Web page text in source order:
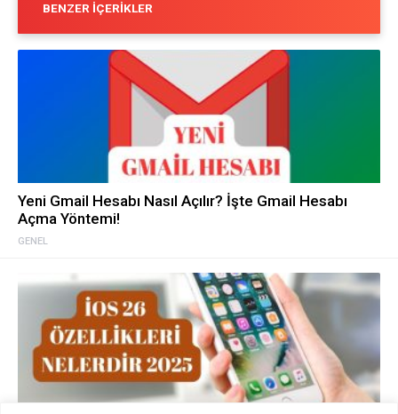
BENZER İÇERIKLER
GENEL
Yeni Gmail Hesabı Nasıl Açılır? İşte Gmail Hesabı
Açma Yöntemi!